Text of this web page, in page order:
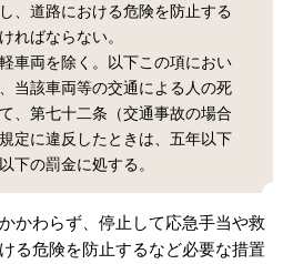
知りたい方
ース
、道路における危険を防止する
ればならない。
車両を除く。以下この項におい
当該車両等の交通による人の死
、第七十二条（交通事故の場合
定に違反したときは、五年以下
下の罰金に処する。
かわらず、停止して応急手当や救
る危険を防止するなど必要な措置